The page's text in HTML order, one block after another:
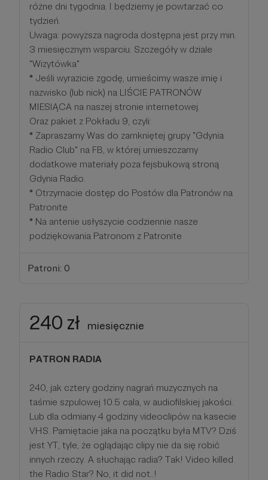
różne dni tygodnia. I będziemy je powtarzać co
tydzień.
Uwaga: powyższa nagroda dostępna jest przy min.
3 miesięcznym wsparciu. Szczegóły w dziale
"Wizytówka"
* Jeśli wyrazicie zgodę, umieścimy wasze imię i
nazwisko (lub nick) na LIŚCIE PATRONÓW
MIESIĄCA na naszej stronie internetowej.
Oraz pakiet z Pokładu 9, czyli:
* Zapraszamy Was do zamkniętej grupy "Gdynia
Radio Club" na FB, w której umieszczamy
dodatkowe materiały poza fejsbukową stroną
Gdynia Radio.
* Otrzymacie dostęp do Postów dla Patronów na
Patronite
* Na antenie usłyszycie codziennie nasze
podziękowania Patronom z Patronite
Patroni: 0
240 zł miesięcznie
PATRON RADIA
240, jak cztery godziny nagrań muzycznych na
taśmie szpulowej 10.5 cala, w audiofilskiej jakości.
Lub dla odmiany 4 godziny videoclipów na kasecie
VHS. Pamiętacie jaka na początku była MTV? Dziś
jest YT, tyle, że oglądając clipy nie da się robić
innych rzeczy. A słuchając radia? Tak! Video killed
the Radio Star? No, it did not..!